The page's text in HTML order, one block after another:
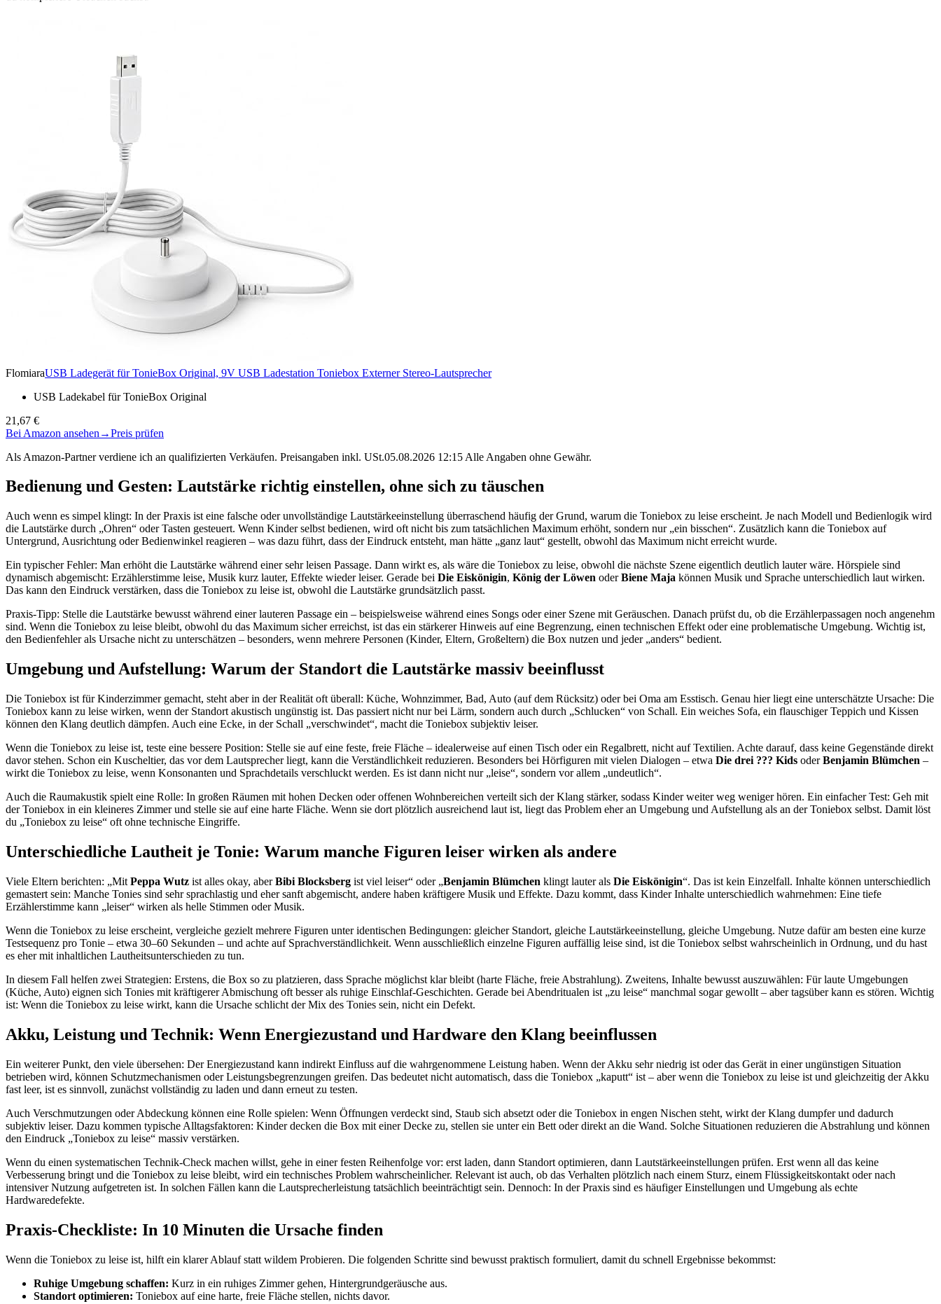
FlomiaraUSB Ladegerät für TonieBox Original, 9V USB Ladestation Toniebox Externer Stereo-Lautsprecher
USB Ladekabel für TonieBox Original
21,67 €
Bei Amazon ansehen →Preis prüfen
Als Amazon-Partner verdiene ich an qualifizierten Verkäufen. Preisangaben inkl. USt.05.08.2026 12:15 Alle Angaben ohne Gewähr.
Bedienung und Gesten: Lautstärke richtig einstellen, ohne sich zu täuschen
Auch wenn es simpel klingt: In der Praxis ist eine falsche oder unvollständige Lautstärkeeinstellung überraschend häufig der Grund, warum die Toniebox zu leise erscheint. Je nach Modell und Bedienlogik wird
die Lautstärke durch „Ohren“ oder Tasten gesteuert. Wenn Kinder selbst bedienen, wird oft nicht bis zum tatsächlichen Maximum erhöht, sondern nur „ein bisschen“. Zusätzlich kann die Toniebox auf
Untergrund, Ausrichtung oder Bedienwinkel reagieren – was dazu führt, dass der Eindruck entsteht, man hätte „ganz laut“ gestellt, obwohl das Maximum nicht erreicht wurde.
Ein typischer Fehler: Man erhöht die Lautstärke während einer sehr leisen Passage. Dann wirkt es, als wäre die Toniebox zu leise, obwohl die nächste Szene eigentlich deutlich lauter wäre. Hörspiele sind
dynamisch abgemischt: Erzählerstimme leise, Musik kurz lauter, Effekte wieder leiser. Gerade bei Die Eiskönigin, König der Löwen oderBiene Maja können Musik und Sprache unterschiedlich laut wirken.
Das kann den Eindruck verstärken, dass die Toniebox zu leise ist, obwohl die Lautstärke grundsätzlich passt.
Praxis-Tipp: Stelle die Lautstärke bewusst während einer lauteren Passage ein – beispielsweise während eines Songs oder einer Szene mit Geräuschen. Danach prüfst du, ob die Erzählerpassagen noch angenehm
sind. Wenn die Toniebox zu leise bleibt, obwohl du das Maximum sicher erreichst, ist das ein stärkerer Hinweis auf eine Begrenzung, einen technischen Effekt oder eine problematische Umgebung. Wichtig ist,
den Bedienfehler als Ursache nicht zu unterschätzen – besonders, wenn mehrere Personen (Kinder, Eltern, Großeltern) die Box nutzen und jeder „anders“ bedient.
Umgebung und Aufstellung: Warum der Standort die Lautstärke massiv beeinflusst
Die Toniebox ist für Kinderzimmer gemacht, steht aber in der Realität oft überall: Küche, Wohnzimmer, Bad, Auto (auf dem Rücksitz) oder bei Oma am Esstisch. Genau hier liegt eine unterschätzte Ursache: Die
Toniebox kann zu leise wirken, wenn der Standort akustisch ungünstig ist. Das passiert nicht nur bei Lärm, sondern auch durch „Schlucken“ von Schall. Ein weiches Sofa, ein flauschiger Teppich und Kissen
können den Klang deutlich dämpfen. Auch eine Ecke, in der Schall „verschwindet“, macht die Toniebox subjektiv leiser.
Wenn die Toniebox zu leise ist, teste eine bessere Position: Stelle sie auf eine feste, freie Fläche – idealerweise auf einen Tisch oder ein Regalbrett, nicht auf Textilien. Achte darauf, dass keine Gegenstände direkt
davor stehen. Schon ein Kuscheltier, das vor dem Lautsprecher liegt, kann die Verständlichkeit reduzieren. Besonders bei Hörfiguren mit vielen Dialogen – etwa Die drei ??? Kids oderBenjamin Blümchen –
wirkt die Toniebox zu leise, wenn Konsonanten und Sprachdetails verschluckt werden. Es ist dann nicht nur „leise“, sondern vor allem „undeutlich“.
Auch die Raumakustik spielt eine Rolle: In großen Räumen mit hohen Decken oder offenen Wohnbereichen verteilt sich der Klang stärker, sodass Kinder weiter weg weniger hören. Ein einfacher Test: Geh mit
der Toniebox in ein kleineres Zimmer und stelle sie auf eine harte Fläche. Wenn sie dort plötzlich ausreichend laut ist, liegt das Problem eher an Umgebung und Aufstellung als an der Toniebox selbst. Damit löst
du „Toniebox zu leise“ oft ohne technische Eingriffe.
Unterschiedliche Lautheit je Tonie: Warum manche Figuren leiser wirken als andere
Viele Eltern berichten: „Mit Peppa Wutz ist alles okay, aberBibi Blocksberg ist viel leiser“ oder „Benjamin Blümchen klingt lauter als Die Eiskönigin“. Das ist kein Einzelfall. Inhalte können unterschiedlich
gemastert sein: Manche Tonies sind sehr sprachlastig und eher sanft abgemischt, andere haben kräftigere Musik und Effekte. Dazu kommt, dass Kinder Inhalte unterschiedlich wahrnehmen: Eine tiefe
Erzählerstimme kann „leiser“ wirken als helle Stimmen oder Musik.
Wenn die Toniebox zu leise erscheint, vergleiche gezielt mehrere Figuren unter identischen Bedingungen: gleicher Standort, gleiche Lautstärkeeinstellung, gleiche Umgebung. Nutze dafür am besten eine kurze
Testsequenz pro Tonie – etwa 30–60 Sekunden – und achte auf Sprachverständlichkeit. Wenn ausschließlich einzelne Figuren auffällig leise sind, ist die Toniebox selbst wahrscheinlich in Ordnung, und du hast
es eher mit inhaltlichen Lautheitsunterschieden zu tun.
In diesem Fall helfen zwei Strategien: Erstens, die Box so zu platzieren, dass Sprache möglichst klar bleibt (harte Fläche, freie Abstrahlung). Zweitens, Inhalte bewusst auszuwählen: Für laute Umgebungen
(Küche, Auto) eignen sich Tonies mit kräftigerer Abmischung oft besser als ruhige Einschlaf-Geschichten. Gerade bei Abendritualen ist „zu leise“ manchmal sogar gewollt – aber tagsüber kann es stören. Wichtig
ist: Wenn die Toniebox zu leise wirkt, kann die Ursache schlicht der Mix des Tonies sein, nicht ein Defekt.
Akku, Leistung und Technik: Wenn Energiezustand und Hardware den Klang beeinflussen
Ein weiterer Punkt, den viele übersehen: Der Energiezustand kann indirekt Einfluss auf die wahrgenommene Leistung haben. Wenn der Akku sehr niedrig ist oder das Gerät in einer ungünstigen Situation
betrieben wird, können Schutzmechanismen oder Leistungsbegrenzungen greifen. Das bedeutet nicht automatisch, dass die Toniebox „kaputt“ ist – aber wenn die Toniebox zu leise ist und gleichzeitig der Akku
fast leer, ist es sinnvoll, zunächst vollständig zu laden und dann erneut zu testen.
Auch Verschmutzungen oder Abdeckung können eine Rolle spielen: Wenn Öffnungen verdeckt sind, Staub sich absetzt oder die Toniebox in engen Nischen steht, wirkt der Klang dumpfer und dadurch
subjektiv leiser. Dazu kommen typische Alltagsfaktoren: Kinder decken die Box mit einer Decke zu, stellen sie unter ein Bett oder direkt an die Wand. Solche Situationen reduzieren die Abstrahlung und können
den Eindruck „Toniebox zu leise“ massiv verstärken.
Wenn du einen systematischen Technik-Check machen willst, gehe in einer festen Reihenfolge vor: erst laden, dann Standort optimieren, dann Lautstärkeeinstellungen prüfen. Erst wenn all das keine
Verbesserung bringt und die Toniebox zu leise bleibt, wird ein technisches Problem wahrscheinlicher. Relevant ist auch, ob das Verhalten plötzlich nach einem Sturz, einem Flüssigkeitskontakt oder nach
intensiver Nutzung aufgetreten ist. In solchen Fällen kann die Lautsprecherleistung tatsächlich beeinträchtigt sein. Dennoch: In der Praxis sind es häufiger Einstellungen und Umgebung als echte
Hardwaredefekte.
Praxis-Checkliste: In 10 Minuten die Ursache finden
Wenn die Toniebox zu leise ist, hilft ein klarer Ablauf statt wildem Probieren. Die folgenden Schritte sind bewusst praktisch formuliert, damit du schnell Ergebnisse bekommst:
Ruhige Umgebung schaffen: Kurz in ein ruhiges Zimmer gehen, Hintergrundgeräusche aus.
Standort optimieren: Toniebox auf eine harte, freie Fläche stellen, nichts davor.